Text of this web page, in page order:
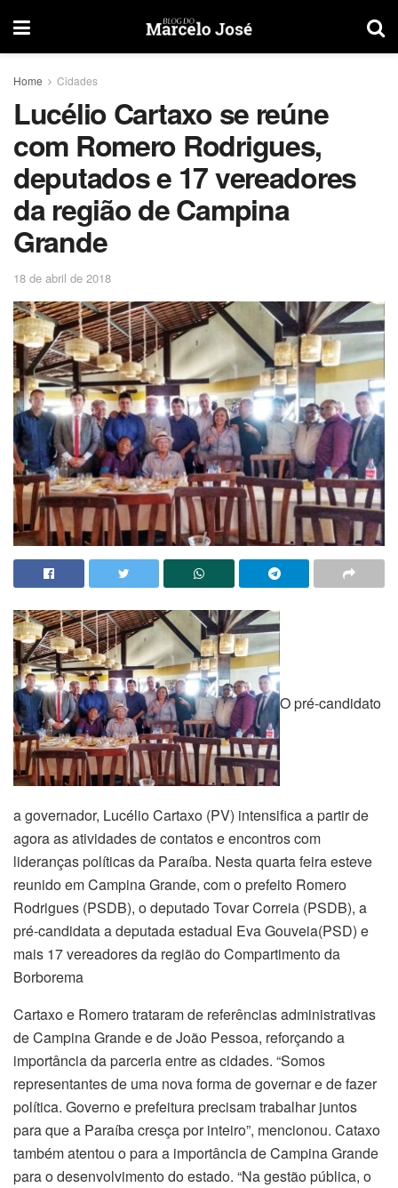
Home Cidades
Lucélio Cartaxo se reúne
com Romero Rodrigues,
deputados e 17 vereadores
da região de Campina
Grande
18 de abril de 2018
O pré-candidato
a governador, Lucélio Cartaxo (PV) intensifica a partir de
agora as atividades de contatos e encontros com
lideranças políticas da Paraíba. Nesta quarta feira esteve
reunido em Campina Grande, com o prefeito Romero
Rodrigues (PSDB), o deputado Tovar Correia (PSDB), a
pré-candidata a deputada estadual Eva Gouveia(PSD) e
mais 17 vereadores da região do Compartimento da
Borborema
Cartaxo e Romero trataram de referências administrativas
de Campina Grande e de João Pessoa, reforçando a
importância da parceria entre as cidades. “Somos
representantes de uma nova forma de governar e de fazer
política. Governo e prefeitura precisam trabalhar juntos
para que a Paraíba cresça por inteiro”, mencionou. Cataxo
também atentou o para a importância de Campina Grande
para o desenvolvimento do estado. “Na gestão pública, o